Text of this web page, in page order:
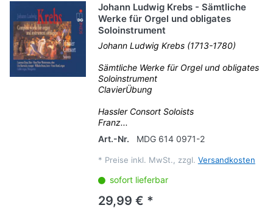
Johann Ludwig Krebs - Sämtliche
Werke für Orgel und obligates
Soloinstrument
Johann Ludwig Krebs (1713-1780)
Sämtliche Werke für Orgel und obligates
Soloinstrument
ClavierÜbung
Hassler Consort Soloists
Franz...
Art.-Nr.
MDG 614 0971-2
* Preise inkl. MwSt., zzgl. Versandkosten
sofort lieferbar
29,99 € *